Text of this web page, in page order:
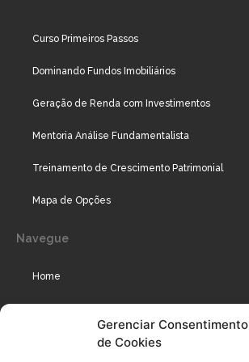
Gerenciar Consentimento
de Cookies
Curso Primeiros Passos
Dominando Fundos Imobiliários
Geração de Renda com Investimentos
Mentoria Análise Fundamentalista
Treinamento de Crescimento Patrimonial
Mapa de Opções
Navegue
Home